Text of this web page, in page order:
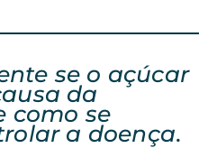
se o açúcar
da
como se
a doença.